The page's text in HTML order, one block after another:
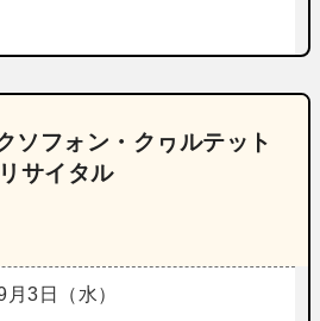
ソフォン・クヮルテット
サイタル
3日（水）